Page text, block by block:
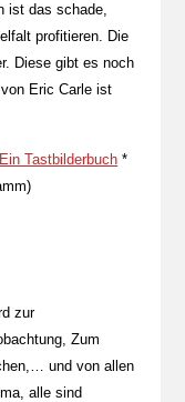
ist das schade,
profitieren. Die
Diese gibt es noch
Eric Carle ist
Tastbilderbuch*
zur
Zum
und von allen
alle sind